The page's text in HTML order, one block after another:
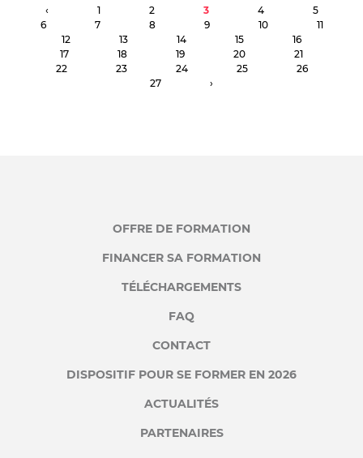
‹ 1 2 3 4
5
6
7 8 9 10
11
12
13 14 15
16
17
18 19 20
21
22
23 24 25
26
27
›
OFFRE DE FORMATION
FINANCER SA FORMATION
TÉLÉCHARGEMENTS
FAQ
CONTACT
DISPOSITIF POUR SE FORMER EN 2026
ACTUALITÉS
PARTENAIRES